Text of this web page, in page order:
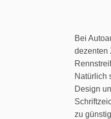
Bei
dezenten
Natürlich
Design
zu